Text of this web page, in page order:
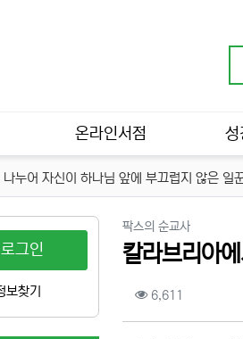
온라인서점 성
나누어 자신이 하나님 앞에 부끄럽지 않은
팍스의 순교사분류
칼라브리아
컨텐츠 정보
6,611
그인
보찾기